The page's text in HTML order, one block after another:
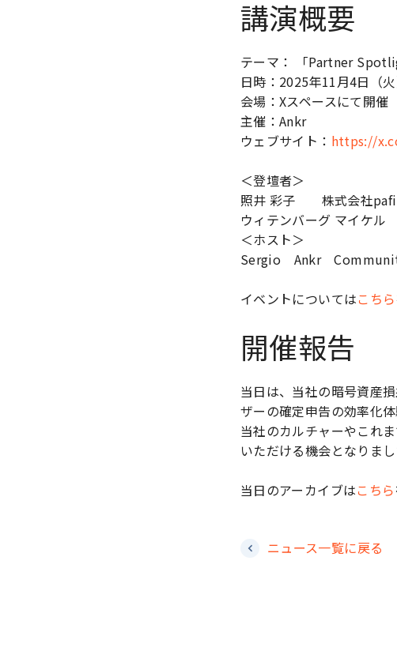
講演概要
テーマ： 「Partner
日時：2025年11月4日（
会場：Xスペースにて開催
主催：Ankr
ウェブサイト： https://
＜登壇者＞
照井 彩子 株式会社
ウィテンバーグ マイケ
＜ホスト＞
Sergio Ankr
イベントについては こちら
開催報告
当日は、当社の暗号資産
ザーの確定申告の効率化
当社のカルチャーやこれ
いただける機会となりまし
当日のアーカイブは こちら
ニュース一覧に戻る